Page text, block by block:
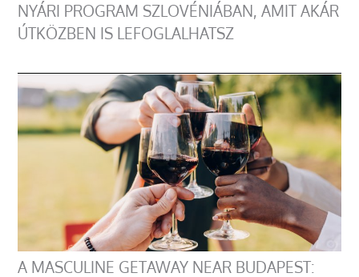
NYÁRI PROGRAM SZLOVÉNIÁBAN, AMIT AKÁR
ÚTKÖZBEN IS LEFOGLALHATSZ
A MASCULINE GETAWAY NEAR BUDAPEST: